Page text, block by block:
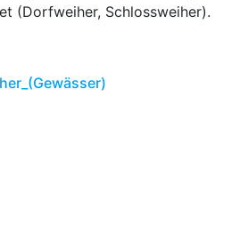
(Dorfweiher, Schlossweiher).